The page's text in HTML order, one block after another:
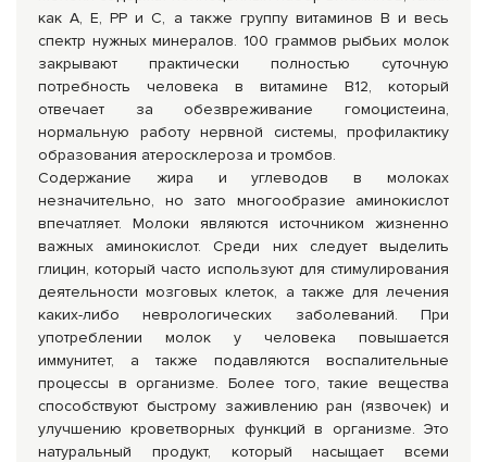
как А, Е, РР и С, а также группу витаминов В и весь
спектр нужных минералов. 100 граммов рыбьих молок
закрывают практически полностью суточную
потребность человека в витамине В12, который
отвечает за обезвреживание гомоцистеина,
нормальную работу нервной системы, профилактику
образования атеросклероза и тромбов.
Содержание жира и углеводов в молоках
незначительно, но зато многообразие аминокислот
впечатляет. Молоки являются источником жизненно
важных аминокислот. Среди них следует выделить
глицин, который часто используют для стимулирования
деятельности мозговых клеток, а также для лечения
каких-либо неврологических заболеваний. При
употреблении молок у человека повышается
иммунитет, а также подавляются воспалительные
процессы в организме. Более того, такие вещества
способствуют быстрому заживлению ран (язвочек) и
улучшению кроветворных функций в организме. Это
натуральный продукт, который насыщает всеми